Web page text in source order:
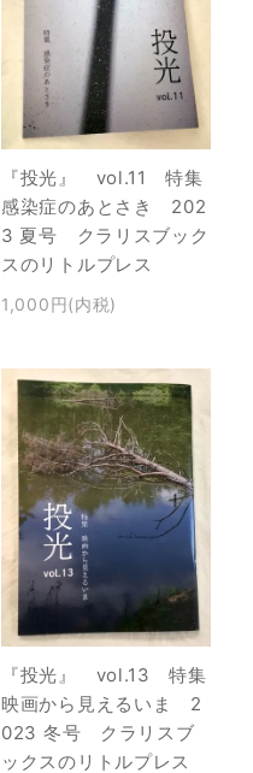
『投光』 vol.11 特集
感染症のあとさき 202
3 夏号 クラリスブック
スのリトルプレス
1,000円(内税)
『投光』 vol.13 特集
映画から見えるいま 2
023 冬号 クラリスブ
ックスのリトルプレス